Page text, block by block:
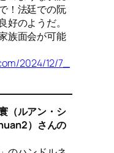
！法廷での阮
のようだ。
族面会が可能
2024/12/7_
（ルアン・シ
）さんの